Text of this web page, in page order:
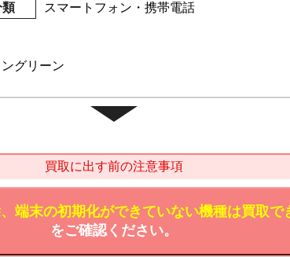
スマートフォン・携帯電話
グリーン
買取に出す前の注意事項
端末の初期化ができていない機種は買取で
をご確認ください。